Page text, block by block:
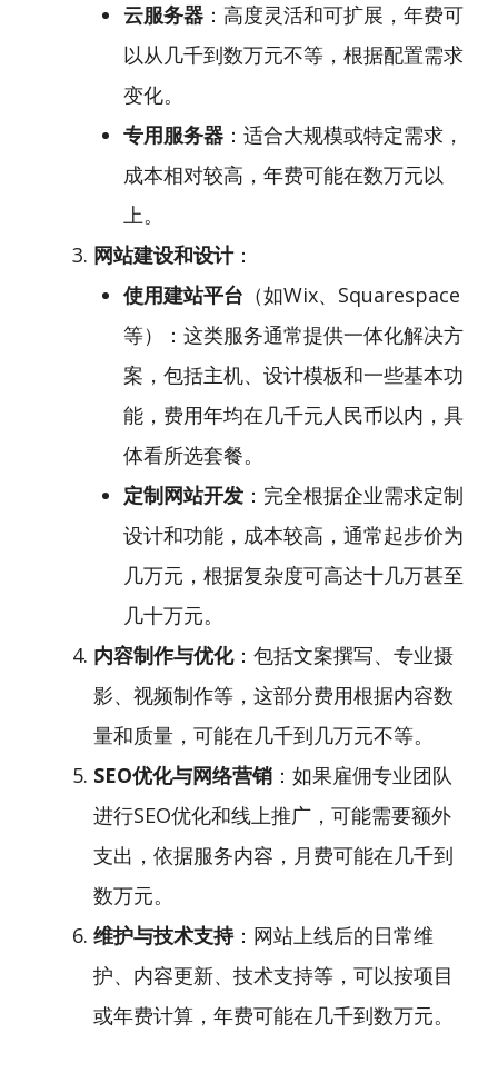
云服务器 ：高度灵活和可扩展，年费可
以从几千到数万元不等，根据配置需求
变化。
专用服务器 ：适合大规模或特定需求，
成本相对较高，年费可能在数万元以
上。
网站建设和设计：
使用建站平台 （如Wix、Squarespace
等）：这类服务通常提供一体化解决方
案，包括主机、设计模板和一些基本功
能，费用年均在几千元人民币以内，具
体看所选套餐。
定制网站开发 ：完全根据企业需求定制
设计和功能，成本较高，通常起步价为
几万元，根据复杂度可高达十几万甚至
几十万元。
内容制作与优化：包括文案撰写、专业摄
影、视频制作等，这部分费用根据内容数
量和质量，可能在几千到几万元不等。
SEO优化与网络营销 ：如果雇佣专业团队
进行SEO优化和线上推广，可能需要额外
支出，依据服务内容，月费可能在几千到
数万元。
维护与技术支持：网站上线后的日常维
护、内容更新、技术支持等，可以按项目
或年费计算，年费可能在几千到数万元。